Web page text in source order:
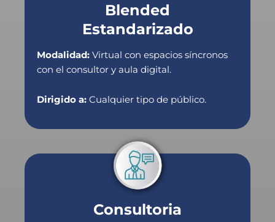
Blended
Estandarizado
Modalidad: Virtual con espacios síncronos
con el consultor y aula digital.
Dirigido a: Cualquier tipo de público.
Consultoria